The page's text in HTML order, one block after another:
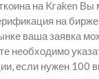
на Kraken
на
ваша заявка
необходимо
если нужен 100